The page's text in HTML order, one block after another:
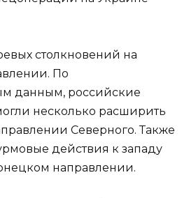
столкновений на
По
данным, российские
несколько расширить
Северного. Также
действия к западу
направлении.